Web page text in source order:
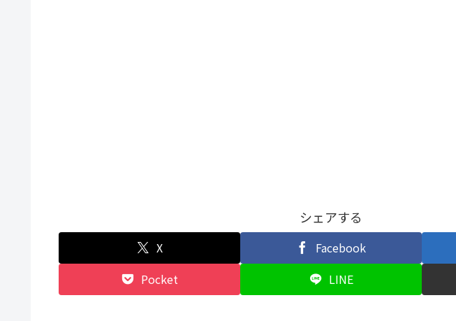
シェアする
X Facebook
Pocket
LINE